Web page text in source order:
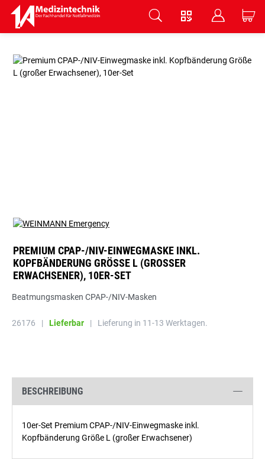
V B C
PREMIUM CPAP-/NIV-EINWEGMASKE INKL.
KOPFBÄNDERUNG GRÖSSE L (GROSSER ER
WACHSENER), 10ER-SET
Beatmungsmasken CPAP-/NIV-Masken
26176 | Lieferbar | Lieferung in 11-13 Werktagen.
BESCHREIBUNG
10er-Set Premium CPAP-/NIV-Einwegmaske inkl.
Kopfbänderung Größe L (großer Erwachsener)